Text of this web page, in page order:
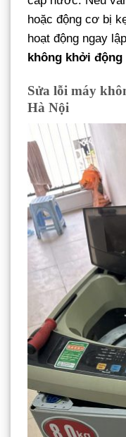
hoặc động cơ bị
hoạt động ngay
không khởi
Sửa lỗi máy
Hà Nội